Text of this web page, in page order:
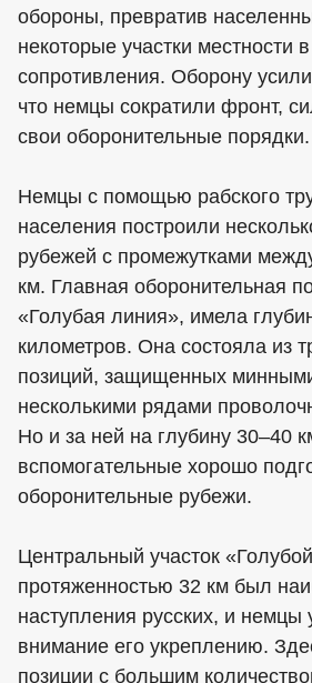
обороны, превратив
некоторые участки местности
сопротивления. Оборону
что немцы сократили фронт,
свои оборонительные порядки.
Немцы с помощью рабского
населения построили
рубежей с промежутками
км. Главная оборонительная
«Голубая линия», имела
километров. Она состояла из
позиций, защищенных
несколькими рядами
Но и за ней на глубину 30–40
вспомогательные хорошо
оборонительные рубежи.
Центральный участок
протяженностью 32 км был
наступления русских, и немцы
внимание его укреплению.
позиции с большим